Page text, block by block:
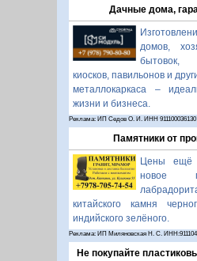
Дачные дома,
домов,
бытовок,
киосков, павильонов и
металлокаркаса –
жизни и бизнеса.
Реклама: ИП Седов О. И. ИНН 911100036130
Памятники от
Цены ещё
новое
китайского камня
индийского зелёного.
Реклама: ИП Миляновская Н. С.
Не покупайте